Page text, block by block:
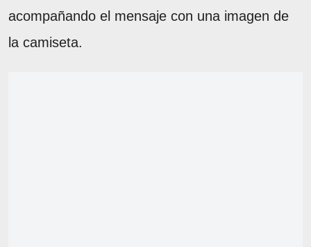
acompañando el mensaje con una imagen de
la camiseta.